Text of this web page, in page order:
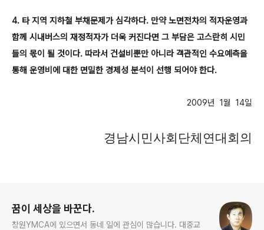
4. 타 지역 지하철 부채문제가 심각하다. 만약 노면전차의 적자운영과
함께 시내버스의 재정적자가 더욱 커진다면 그 부담은 고스란히 시민
들의 몫이 될 것이다. 따라서 건설비뿐만 아니라 객관적인 수요예측을
통해 운영비에 대한 면밀한 경제성 분석이 선행 되어야 한다.
2009년 1월 14일
경남시민사회단체연대회의
꿈이 세상을 바꾼다.
창원YMCA에 있으면서 동네 일에 관심이 많습니다. 대중교